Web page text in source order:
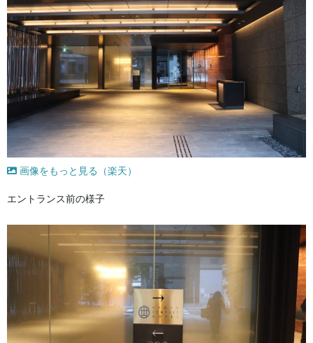
画像をもっと見る（楽天）
エントランス前の様子